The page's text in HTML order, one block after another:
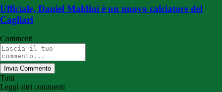
Ufficiale, Daniel Maldini è un nuovo calciatore del
Cagliari
Commenti
Invia Commento
Tutti
Leggi altri commenti